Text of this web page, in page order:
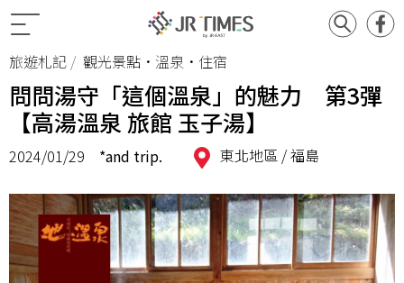
旅遊札記 觀光景點•溫泉•住宿
問問湯守「這個溫泉」的魅力 第3彈
【高湯溫泉 旅館 玉子湯】
2024/01/29 *and trip. 東北地區 /福島